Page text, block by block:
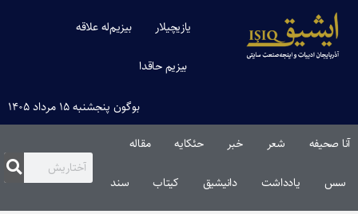
یازیچیلار بیزیم‌له علاقه
بیزیم حاقدا
بوگون پنجشنبه ۱۵ مرداد ۱۴۰۵
آنا صحیفه شعر خبر حئکایه مقاله‌
سس یادداشت دانیشیق کیتاب سند